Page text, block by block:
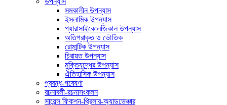
সমকালীন উপন্যাস
ইসলামিক উপন্যাস
প্যারাসাইকোলজিকাল উপন্যাস
অতিপ্রাকৃত ও ভৌতিক
রোমান্টিক উপন্যাস
চিরায়ত উপন্যাস
মুক্তিযুদ্ধের উপন্যাস
ঐতিহাসিক উপন্যাস
প্রবন্ধ-গবেষণা
রচনাবলী-রচনাসংকলন
সায়েন্স ফিকশন-থ্রিলার-অ্যাডভেঞ্চার